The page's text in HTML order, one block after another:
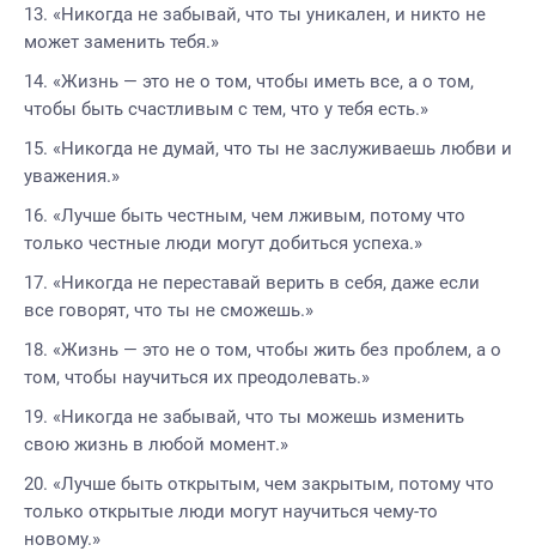
«Никогда не забывай, что ты уникален, и никто не
может заменить тебя.»
«Жизнь — это не о том, чтобы иметь все, а о том,
чтобы быть счастливым с тем, что у тебя есть.»
«Никогда не думай, что ты не заслуживаешь любви и
уважения.»
«Лучше быть честным, чем лживым, потому что
только честные люди могут добиться успеха.»
«Никогда не переставай верить в себя, даже если
все говорят, что ты не сможешь.»
«Жизнь — это не о том, чтобы жить без проблем, а о
том, чтобы научиться их преодолевать.»
«Никогда не забывай, что ты можешь изменить
свою жизнь в любой момент.»
«Лучше быть открытым, чем закрытым, потому что
только открытые люди могут научиться чему-то
новому.»